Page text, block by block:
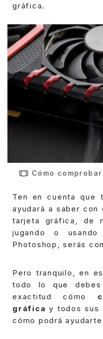
gráfica.
Cómo
Ten en cuenta que
ayudará a saber
tarjeta gráfica, de
jugando o usando
Photoshop, serás
Pero tranquilo, en
todo lo que
exactitud cómo
gráficay todos sus
cómo podrá